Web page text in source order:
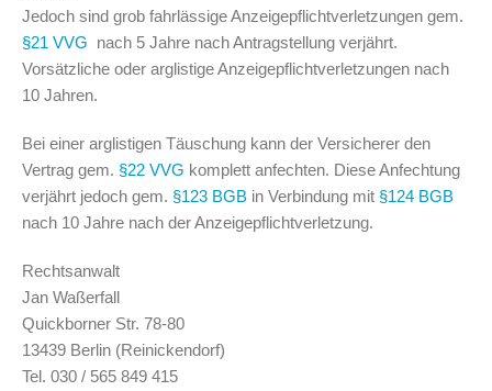
Jedoch sind grob fahrlässige Anzeigepflichtverletzungen gem.
§21 VVG nach 5 Jahre nach Antragstellung verjährt.
Vorsätzliche oder arglistige Anzeigepflichtverletzungen nach
10 Jahren.
Bei einer arglistigen Täuschung kann der Versicherer den
Vertrag gem. §22 VVG komplett anfechten. Diese Anfechtung
verjährt jedoch gem. §123 BGB in Verbindung mit §124 BGB
nach 10 Jahre nach der Anzeigepflichtverletzung.
Rechtsanwalt
Jan Waßerfall
Quickborner Str. 78-80
13439 Berlin (Reinickendorf)
Tel. 030 / 565 849 415